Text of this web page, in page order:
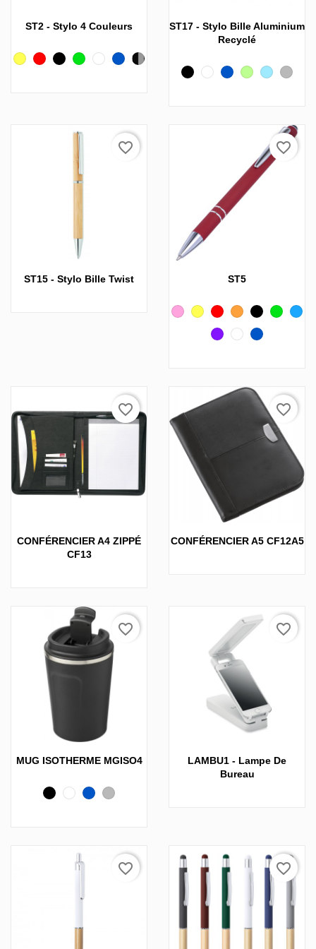
ST2 - Stylo 4 Couleurs
JauneRougeNoir Vert BlancBleu
Gris
ST17 - Stylo Bille Aluminium
Recyclé
Noir BlancBleu
Vert
Bleu
Gris
ST15 - Stylo Bille Twist
favorite_border
ST5
Rose JauneRougeOrangeNoir Vert
Bleu
Violet BlancBleu
favorite_border
CONFÉRENCIER A4 ZIPPÉ
CF13
favorite_border
CONFÉRENCIER A5 CF12A5
favorite_border
MUG ISOTHERME MGISO4
Noir BlancBleu
Gris
favorite_border
LAMBU1 - Lampe De
Bureau
favorite_border
favorite_border favorite_border